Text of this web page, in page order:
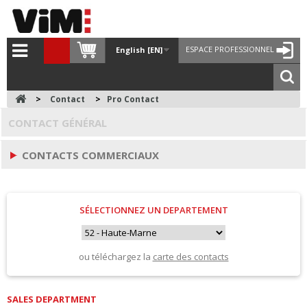
ESPACE PROFESSIONNEL
English [EN]
> Contact > Pro Contact
CONTACT GÉNÉRAL
CONTACTS COMMERCIAUX
SÉLECTIONNEZ UN DEPARTEMENT
ou téléchargez la carte des contacts
SALES DEPARTMENT